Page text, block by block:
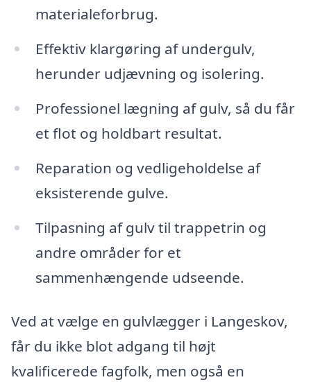
materialeforbrug.
Effektiv klargøring af undergulv,
herunder udjævning og isolering.
Professionel lægning af gulv, så du får
et flot og holdbart resultat.
Reparation og vedligeholdelse af
eksisterende gulve.
Tilpasning af gulv til trappetrin og
andre områder for et
sammenhængende udseende.
Ved at vælge en gulvlægger i Langeskov,
får du ikke blot adgang til højt
kvalificerede fagfolk, men også en